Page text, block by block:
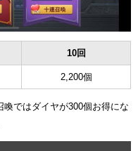
10回
2,200個
ではダイヤが300個お得にな